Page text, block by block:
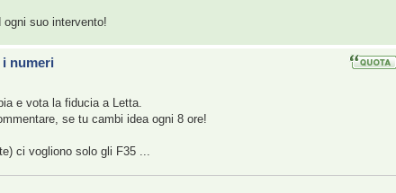
suo intervento!
numeri
e vota la fiducia a Letta.
se tu cambi idea ogni 8 ore!
ci vogliono solo gli F35 ...